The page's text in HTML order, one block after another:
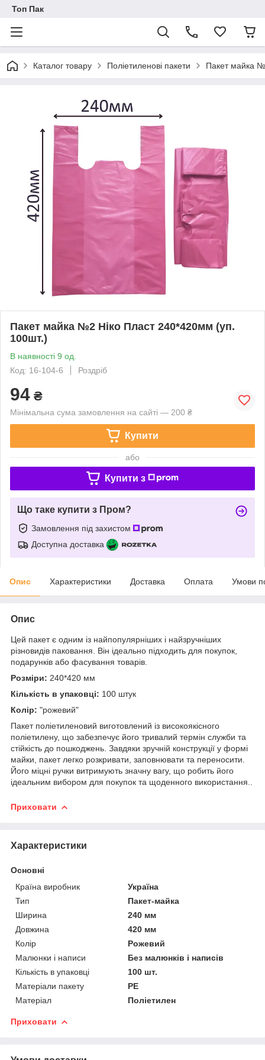
Топ Пак
Каталог товару Поліетиленові пакети Пакет майка
Пакет майка №2 Ніко Пласт 240*420мм (уп.
100шт.)
В наявності 9 од.
Код: 16-104-6
Роздріб
94 ₴
Мінімальна сума замовлення на сайті — 200 ₴
Купити
або
Купити з
Що таке купити з Пром?
Замовлення під захистом
Доступна доставка
Опис Характеристики Доставка Оплата Умови
Опис
Цей пакет є одним із найпопулярніших і найзручніших
різновидів паковання. Він ідеально підходить для покупок,
подарунків або фасування товарів.
Розміри: 240*420 мм
Кількість в упаковці: 100 штук
Колір: "рожевий"
Пакет поліетиленовий виготовлений із високоякісного
поліетилену, що забезпечує його тривалий термін служби та
стійкість до пошкоджень. Завдяки зручній конструкції у формі
майки, пакет легко розкривати, заповнювати та переносити.
Його міцні ручки витримують значну вагу, що робить його
ідеальним вибором для покупок та щоденного використання..
Приховати
Характеристики
Основні
Країна виробник
Україна
Тип
Пакет-майка
Ширина
240 мм
Довжина
420 мм
Колір
Рожевий
Малюнки і написи
Без малюнків і написів
Кількість в упаковці
100 шт.
Матеріали пакету
РЕ
Матеріал
Поліетилен
Приховати